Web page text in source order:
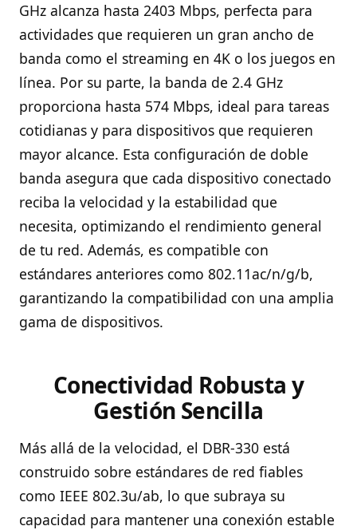
GHz alcanza hasta 2403 Mbps, perfecta para
actividades que requieren un gran ancho de
banda como el streaming en 4K o los juegos en
línea. Por su parte, la banda de 2.4 GHz
proporciona hasta 574 Mbps, ideal para tareas
cotidianas y para dispositivos que requieren
mayor alcance. Esta configuración de doble
banda asegura que cada dispositivo conectado
reciba la velocidad y la estabilidad que
necesita, optimizando el rendimiento general
de tu red. Además, es compatible con
estándares anteriores como 802.11ac/n/g/b,
garantizando la compatibilidad con una amplia
gama de dispositivos.
Conectividad Robusta y
Gestión Sencilla
Más allá de la velocidad, el DBR-330 está
construido sobre estándares de red fiables
como IEEE 802.3u/ab, lo que subraya su
capacidad para mantener una conexión estable